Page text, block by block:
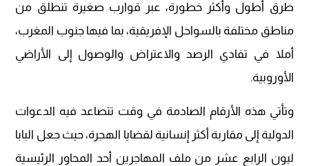
طرق أطول وأكثر خطورة، عبر قوارب صغيرة تنطلق من
مناطق مختلفة بالسواحل الإفريقية، بما فيها جنوب المغرب،
أملا في تفادي الرصد والاعتراض والوصول إلى الأراضي
الأوروبية.
وتأتي هذه الأرقام الصادمة في وقت تتصاعد فيه الدعوات
الدولية إلى مقاربة أكثر إنسانية لقضايا الهجرة، حيث جعل البابا
ليون الرابع عشر من ملف المهاجرين أحد المحاور الرئيسية